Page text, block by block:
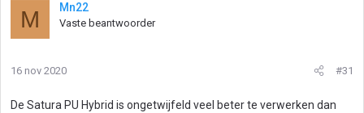
M Mn22
Vaste beantwoorder
16 nov 2020 #31
De Satura PU Hybrid is ongetwijfeld veel beter te verwerken dan